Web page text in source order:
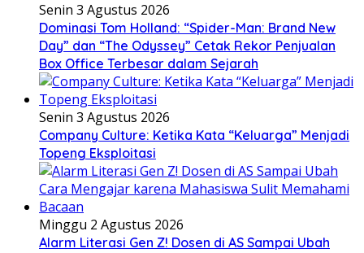
Senin 3 Agustus 2026
Dominasi Tom Holland: “Spider-Man: Brand New
Day” dan “The Odyssey” Cetak Rekor Penjualan
Box Office Terbesar dalam Sejarah
Senin 3 Agustus 2026
Company Culture: Ketika Kata “Keluarga” Menjadi
Topeng Eksploitasi
Minggu 2 Agustus 2026
Alarm Literasi Gen Z! Dosen di AS Sampai Ubah